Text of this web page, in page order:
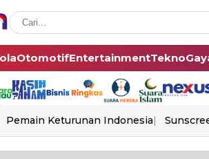
OtomotifEntertainmentTekno
Pemain Keturunan Indonesia